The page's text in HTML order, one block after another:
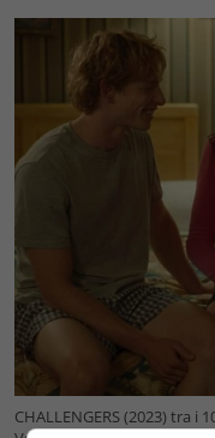
CHALLENGERS (2023) tra i